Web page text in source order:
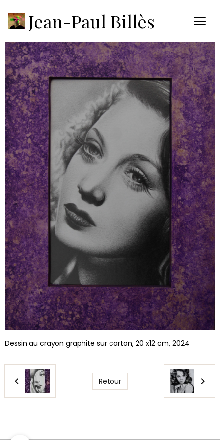
Jean-Paul Billès
Louise
Dessin au crayon graphite sur carton, 20 x12 cm, 2024
Retour